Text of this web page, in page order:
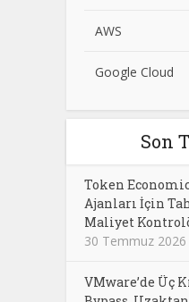
AWS
Google Cloud
Son
Token
Ajanları İçin
Maliyet
30 Temmuz 2026
VMware’de Üç